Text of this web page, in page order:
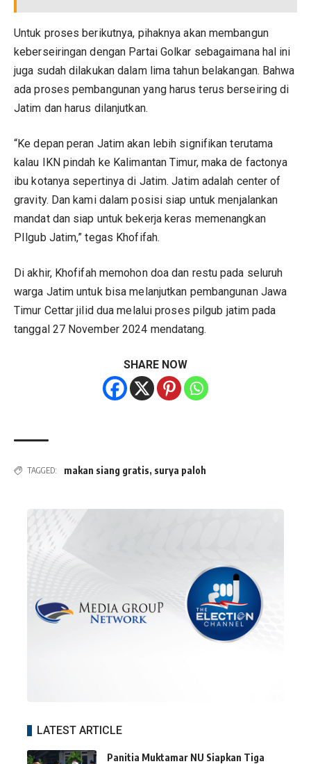
Untuk proses berikutnya, pihaknya akan membangun
keberseiringan dengan Partai Golkar sebagaimana hal ini
juga sudah dilakukan dalam lima tahun belakangan. Bahwa
ada proses pembangunan yang harus terus berseiring di
Jatim dan harus dilanjutkan.
“Ke depan peran Jatim akan lebih signifikan terutama
kalau IKN pindah ke Kalimantan Timur, maka de factonya
ibu kotanya sepertinya di Jatim. Jatim adalah center of
gravity. Dan kami dalam posisi siap untuk menjalankan
mandat dan siap untuk bekerja keras memenangkan
PIlgub Jatim,” tegas Khofifah.
Di akhir, Khofifah memohon doa dan restu pada seluruh
warga Jatim untuk bisa melanjutkan pembangunan Jawa
Timur Cettar jilid dua melalui proses pilgub jatim pada
tanggal 27 November 2024 mendatang.
SHARE NOW
TAGGED: makan siang gratis, surya paloh
LATEST ARTICLE
Panitia Muktamar NU Siapkan Tiga